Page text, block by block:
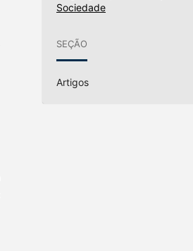
Sociedade
SEÇÃO
Artigos